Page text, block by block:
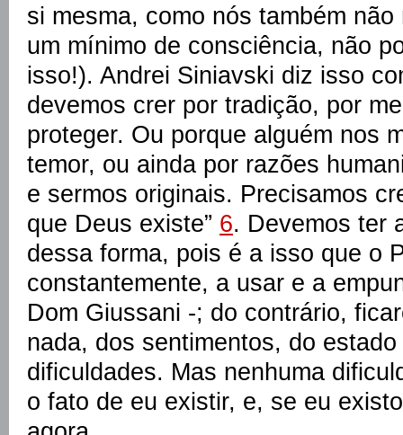
si mesma, como nós também
um mínimo de consciência, não
isso!). Andrei Siniavski diz isso
devemos crer por tradição, por
proteger. Ou porque alguém nos
temor, ou ainda por razões
e sermos originais. Precisamos
que Deus existe” 6. Devemos ter
dessa forma, pois é a isso que o
constantemente, a usar e a
Dom Giussani -; do contrário,
nada, dos sentimentos, do
dificuldades. Mas nenhuma
o fato de eu existir, e, se eu